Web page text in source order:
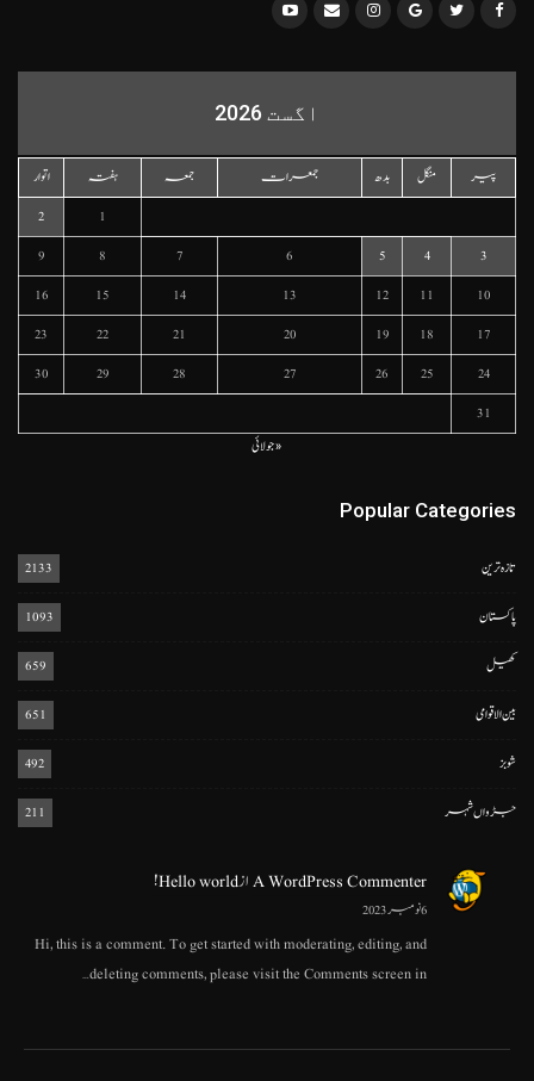
اگست 2026
پیر منگل بدھ جمعرات جمعہ ہفتہ
اتوار
1
2
3
4
5
6
7
8
9
10
11
12
13
14
15
16
17
18
19
20
21
22
23
24
25
26
27
28
29
30
31
« جولائی
Popular Categories
تازہ ترین 2133
پاکستان 1093
کھیل 659
بین الاقوامی 651
شوبز 492
جڑواں شہر 211
A WordPress CommenterازHello world!
6 نومبر 2023
Hi, this is a comment. To get started with moderating, editing, and
deleting comments, please visit the Comments screen in…